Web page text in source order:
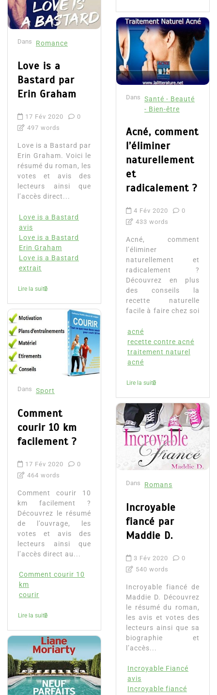
Dans Romance
Love is a
Bastard par
Erin Graham
17 Fév 2020
0
497 words
Love is a Bastard par
Erin Graham. Voici le
résumé du roman, les
votes et avis des
lecteurs ainsi que
l’accès direct...
Love is a Bastard
avis
Love is a Bastard
Erin Graham
Love is a Bastard
extrait
Lire la suite
Dans Sport
Comment
courir 10 km
facilement ?
17 Fév 2020
0
464 words
Comment courir 10
km facilement ?
Découvrez le résumé
de l’ouvrage, les
votes et avis des
lecteurs ainsi que
l’accès direct au...
Comment courir 10
km
courir
Lire la suite
Dans Santé - Beauté
- Bien-être
Acné, comment
l’éliminer
naturellement
et
radicalement ?
4 Fév 2020
0
433 words
Acné, comment
l’éliminer
naturellement et
radicalement ?
Découvrez en plus
des conseils la
recette naturelle
facile à faire chez soi
acné
recette contre acné
traitement naturel
acné
Lire la suite
Dans Romans
Incroyable
fiancé par
Maddie D.
3 Fév 2020
0
540 words
Incroyable fiancé de
Maddie D. Découvrez
le résumé du roman,
les avis et votes des
lecteurs ainsi que sa
biographie et
l’accès...
Incroyable Fiancé
avis
Incroyable fiancé